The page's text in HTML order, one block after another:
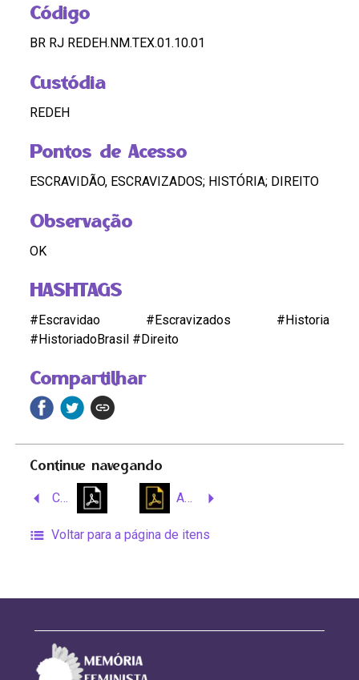
Compartilhar
Código
BR RJ REDEH.NM.TEX.01.10.01
Custódia
REDEH
Pontos de Acesso
ESCRAVIDÃO, ESCRAVIZADOS; HISTÓRIA; DIREITO
Observação
OK
HASHTAGS
#Escravidao #Escravizados #Historia
#HistoriadoBrasil #Direito
Continue navegando
Cópia Revista Tempo; Os estudos sobre a escravidão e as relações entre a História e o Direito Anais da V jornada setecentista – Lar doce Lar: o significado da casa para a mulher liberta de Vila Rica no Séc. XVIII
Voltar para a página de itens